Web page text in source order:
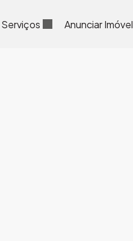
Anunciar Imóvel
Serviços